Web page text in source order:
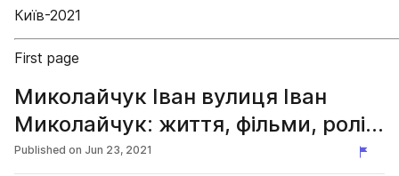
Київ-2021
First page
Миколайчук Іван вулиця Іван
Миколайчук: життя, фільми, ролі…
Published on Jun 23, 2021